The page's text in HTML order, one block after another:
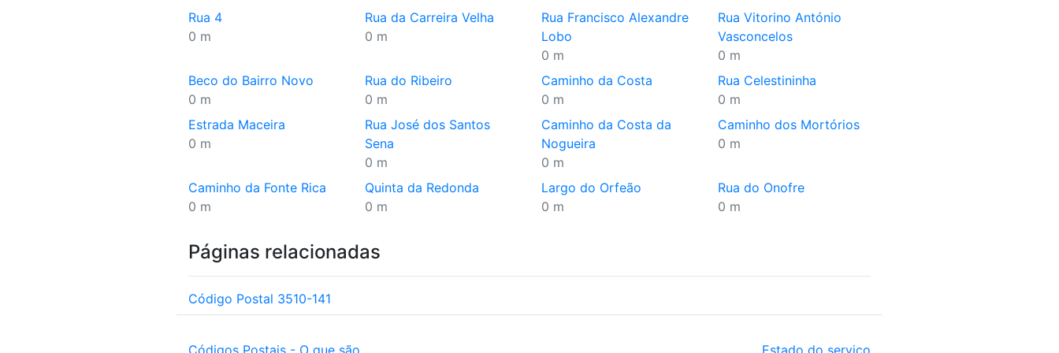
Rua 4
0 m
Rua da Carreira Velha
0 m
Rua Francisco Alexandre
Lobo
0 m
Rua Vitorino António
Vasconcelos
0 m
Beco do Bairro Novo
0 m
Rua do Ribeiro
0 m
Caminho da Costa
0 m
Rua Celestininha
0 m
Estrada Maceira
0 m
Rua José dos Santos
Sena
0 m
Caminho da Costa da
Nogueira
0 m
Caminho dos Mortórios
0 m
Caminho da Fonte Rica
0 m
Quinta da Redonda
0 m
Largo do Orfeão
0 m
Rua do Onofre
0 m
Páginas relacionadas
Código Postal 3510-141
Códigos Postais - O que são Estado do serviço